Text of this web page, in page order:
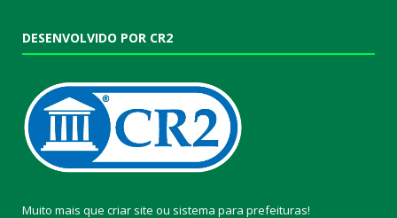
DESENVOLVIDO POR CR2
Muito mais que criar site ou sistema para prefeituras!